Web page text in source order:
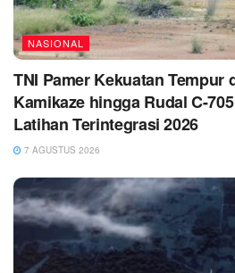
NASIONAL
TNI Pamer Kekuatan Tempur
Kamikaze hingga Rudal C-
Latihan Terintegrasi 2026
7 AGUSTUS 2026